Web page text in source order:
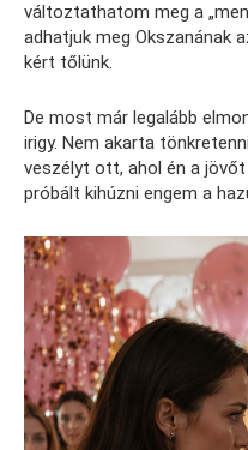
változtathatom meg a
adhatjuk meg Okszanának
kért tőlünk.
De most már legalább
irigy. Nem akarta
veszélyt ott, ahol én a
próbált kihúzni engem a